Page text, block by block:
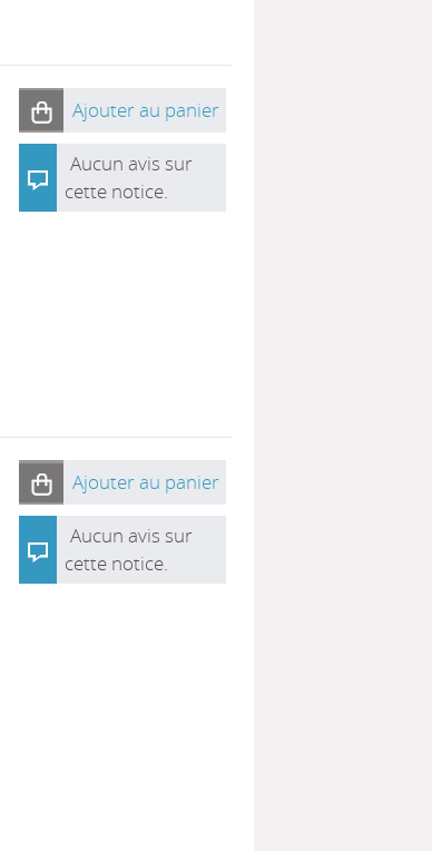
Ajouter au panier
Aucun avis sur
cette notice.
Ajouter au panier
Aucun avis sur
cette notice.